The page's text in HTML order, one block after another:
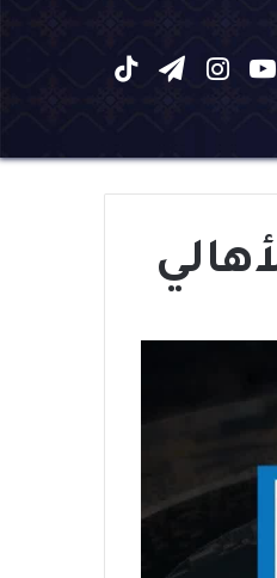
يوتيوبانستقرام
تيلقرام